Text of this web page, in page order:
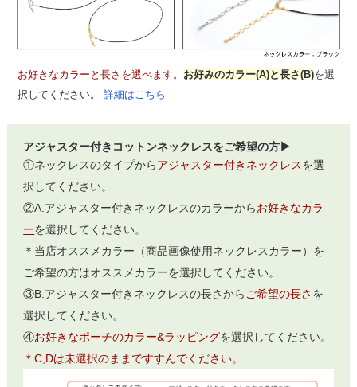
お好きなカラーと長さを選べます。 お好みのカラー(A)と長さ(B)を選
択してください。 詳細はこちら
アジャスター付きコットンネックレスをご希望の方▶
①ネックレスのタイプから アジャスター付きネックレス を選
択してください。
②A.アジャスター付きネックレスのカラーから お好きなカラ
ーを選択してください。
＊当店オススメカラー（商品画像使用ネックレスカラー）を
ご希望の方はオススメカラーを選択してください。
③B.アジャスター付きネックレスの長さから ご希望の長さ を
選択してください。
④お好きなポーチのカラー&ラッピングを選択してください。
＊C,Dは未選択のままですすんでください。